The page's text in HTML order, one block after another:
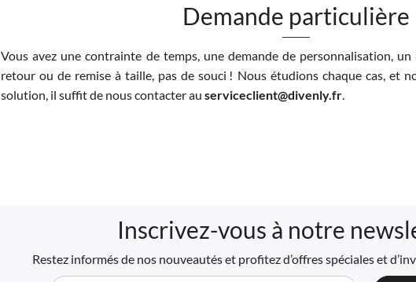
Demande particulière
Vous avez une contrainte de temps, une demande de personnalisation,
retour ou de remise à taille, pas de souci ! Nous étudions chaque cas, et
solution, il suffit de nous contacter au serviceclient@divenly.fr
Inscrivez-vous à notre
Restez informés de nos nouveautés et profitez d’offres spéciales et